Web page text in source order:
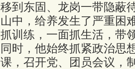
移到东固、龙岗一带隐蔽
山中，给养发生了严重困
抓训练，一面抓生活，带
同时，他始终抓紧政治思
课，召开党、团员会议，